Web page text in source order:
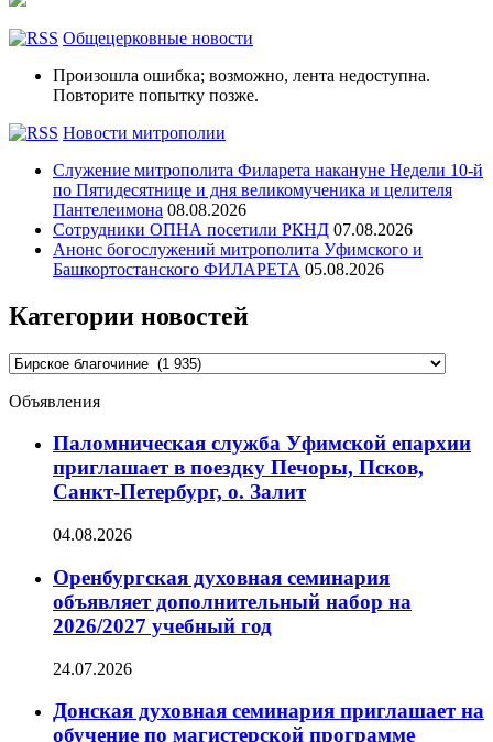
Общецерковные новости
Произошла ошибка; возможно, лента недоступна.
Повторите попытку позже.
Новости митрополии
Служение митрополита Филарета накануне Недели 10-й
по Пятидесятнице и дня великомученика и целителя
Пантелеимона 08.08.2026
Сотрудники ОПНА посетили РКНД 07.08.2026
Анонс богослужений митрополита Уфимского и
Башкортостанского ФИЛАРЕТА 05.08.2026
Категории новостей
Категории
Объявления
Паломническая служба Уфимской епархии
приглашает в поездку Печоры, Псков,
Санкт-Петербург, о. Залит
04.08.2026
Оренбургская духовная семинария
объявляет дополнительный набор на
2026/2027 учебный год
24.07.2026
Донская духовная семинария приглашает на
обучение по магистерской программе